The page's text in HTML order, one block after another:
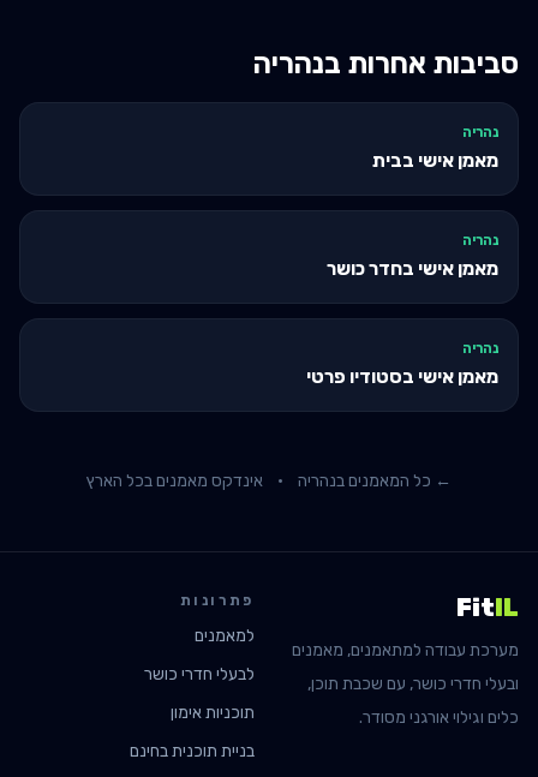
סביבות אחרות בנהריה
נהריה
מאמן אישי בבית
נהריה
מאמן אישי בחדר כושר
נהריה
מאמן אישי בסטודיו פרטי
← כל המאמנים בנהריה · אינדקס מאמנים בכל הארץ
FitIL
מערכת עבודה למתאמנים, מאמנים
ובעלי חדרי כושר, עם שכבת תוכן,
כלים וגילוי אורגני מסודר.
פתרונות
למאמנים
לבעלי חדרי כושר
תוכניות אימון
בניית תוכנית בחינם